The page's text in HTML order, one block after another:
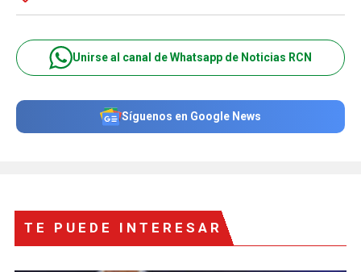
Unirse al canal de Whatsapp de Noticias RCN
Síguenos en Google News
TE PUEDE INTERESAR